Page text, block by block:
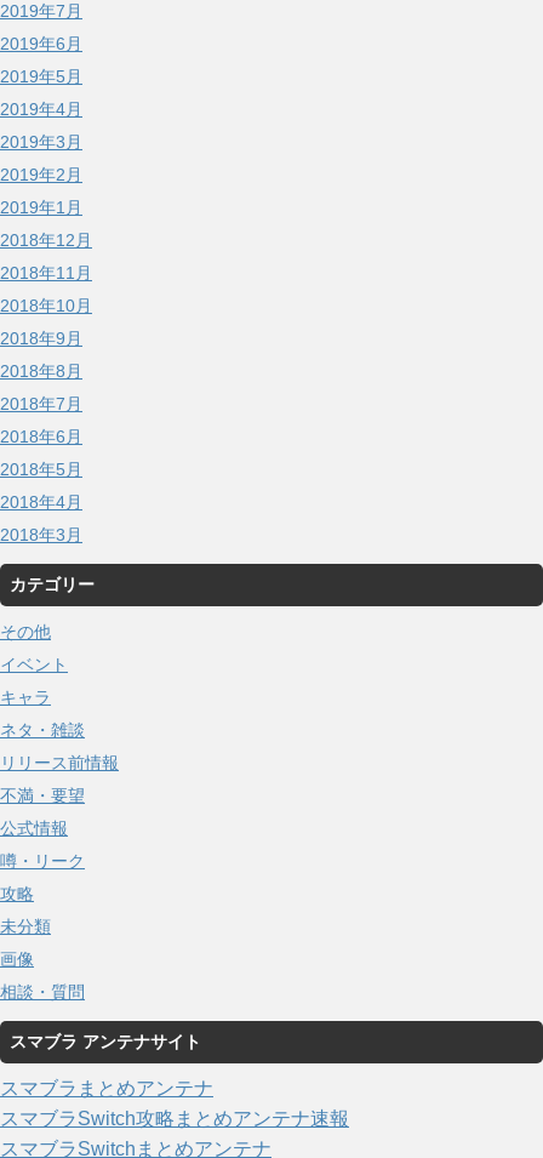
2019年7月
2019年6月
2019年5月
2019年4月
2019年3月
2019年2月
2019年1月
2018年12月
2018年11月
2018年10月
2018年9月
2018年8月
2018年7月
2018年6月
2018年5月
2018年4月
2018年3月
カテゴリー
その他
イベント
キャラ
ネタ・雑談
リリース前情報
不満・要望
公式情報
噂・リーク
攻略
未分類
画像
相談・質問
スマブラ アンテナサイト
スマブラまとめアンテナ
スマブラSwitch攻略まとめアンテナ速報
スマブラSwitchまとめアンテナ